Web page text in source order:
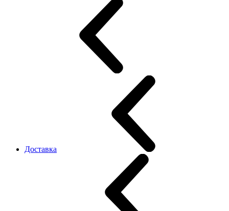
Доставка